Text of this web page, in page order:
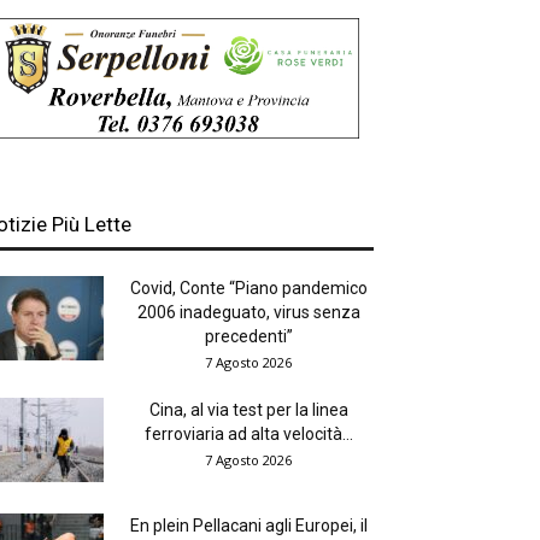
Più Lette
Covid, Conte “Piano pandemico
2006 inadeguato, virus senza
precedenti”
7 Agosto 2026
Cina, al via test per la linea
ferroviaria ad alta velocità...
7 Agosto 2026
En plein Pellacani agli Europei, il